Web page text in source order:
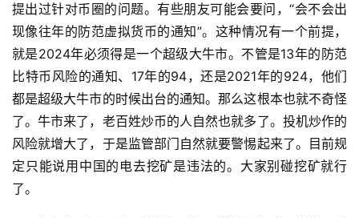
提出过针对币圈的问题。有些朋友可能会要问，“会不会出
现像往年的防范虚拟货币的通知”。这种情况有一个前提，
就是2024年必须得是一个超级大牛市。不管是13年的防范
比特币风险的通知、17年的94，还是2021年的924，他们
都是超级大牛市的时候出台的通知。那么这根本也就不奇怪
了。牛市来了，老百姓炒币的人自然也就多了。投机炒作的
风险就增大了，于是监管部门自然就要警惕起来了。目前规
定只能说用中国的电去挖矿是违法的。大家别碰挖矿就行
了。